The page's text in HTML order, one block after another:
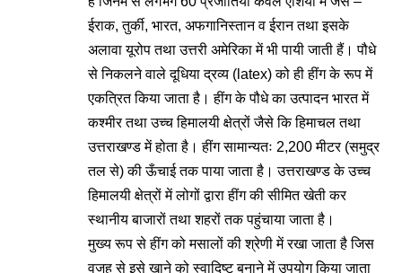
ईराक, तुर्की, भारत, अफगानिस्तान व ईरान तथा इसके
अलावा यूरोप तथा उत्तरी अमेरिका में भी पायी जाती हैं। पौधे
से निकलने वाले दूधिया द्रव्य (latex) को ही हींग के रूप में
एकत्रित किया जाता है। हींग के पौधे का उत्पादन भारत में
कश्मीर तथा उच्च हिमालयी क्षेत्रों जैसे कि हिमाचल तथा
उत्तराखण्ड में होता है। हींग सामान्यतः 2,200 मीटर (समुद्र
तल से) की ऊँचाई तक पाया जाता है। उत्तराखण्ड के उच्च
हिमालयी क्षेत्रों में लोगों द्वारा हींग की सीमित खेती कर
स्थानीय बाजारों तथा शहरों तक पहुंचाया जाता है।
मुख्य रूप से हींग को मसालों की श्रेणी में रखा जाता है जिस
वजह से इसे खाने को स्वादिष्ट बनाने में उपयोग किया जाता